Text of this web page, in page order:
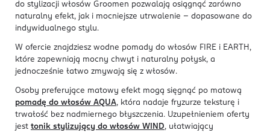
do stylizacji włosów Groomen pozwalają osiągnąć zarówno
naturalny efekt, jak i mocniejsze utrwalenie - dopasowane do
indywidualnego stylu.
W ofercie znajdziesz wodne pomady do włosów FIRE i EARTH,
które zapewniają mocny chwyt i naturalny połysk, a
jednocześnie łatwo zmywają się z włosów.
Osoby preferujące matowy efekt mogą sięgnąć po matową
pomadę do włosów AQUA, która nadaje fryzurze teksturę i
trwałość bez nadmiernego błyszczenia. Uzupełnieniem oferty
jest tonik stylizujący do włosów WIND, ułatwiający